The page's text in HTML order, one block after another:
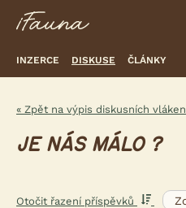
INZERCE DISKUSE ČLÁNKY
« Zpět na výpis diskusních vláken
JE NÁS MÁLO ?
Otočit řazení příspěvků